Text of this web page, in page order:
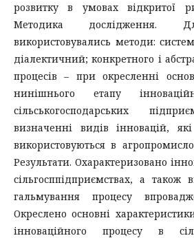
розвитку в умовах відкритої
Методика дослідження.
використовувались методи:
діалектичний; конкретного і
процесів – при окресленні
нинішнього етапу
сільськогосподарських
визначенні видів інновацій,
використовуються в
Результати. Охарактеризовано
сільгосппідприємствах, а
гальмування процесу
Окреслено основні
інноваційного процесу в